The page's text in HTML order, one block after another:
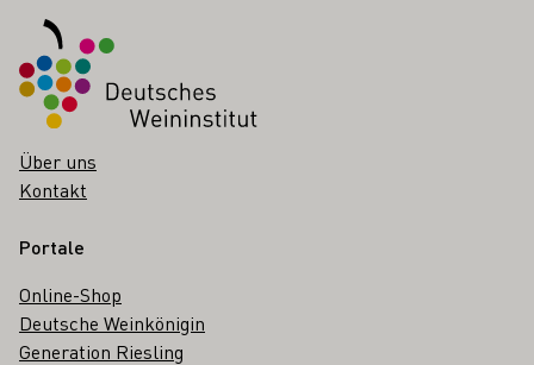
Über uns
Kontakt
Portale
Online-Shop
Deutsche Weinkönigin
Generation Riesling